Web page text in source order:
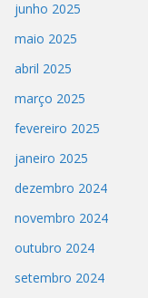
junho 2025
maio 2025
abril 2025
março 2025
fevereiro 2025
janeiro 2025
dezembro 2024
novembro 2024
outubro 2024
setembro 2024